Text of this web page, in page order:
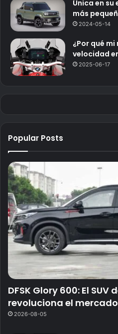
Única en su
más
2024-05-14
¿Por qué
velocidad
2025-06-17
Popular Posts
DFSK Glory 600: El
revoluciona el
2026-08-05